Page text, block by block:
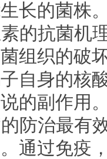
长的菌株
的抗菌机
组织的破
自身的核
的副作用
防治最有
通过免疫